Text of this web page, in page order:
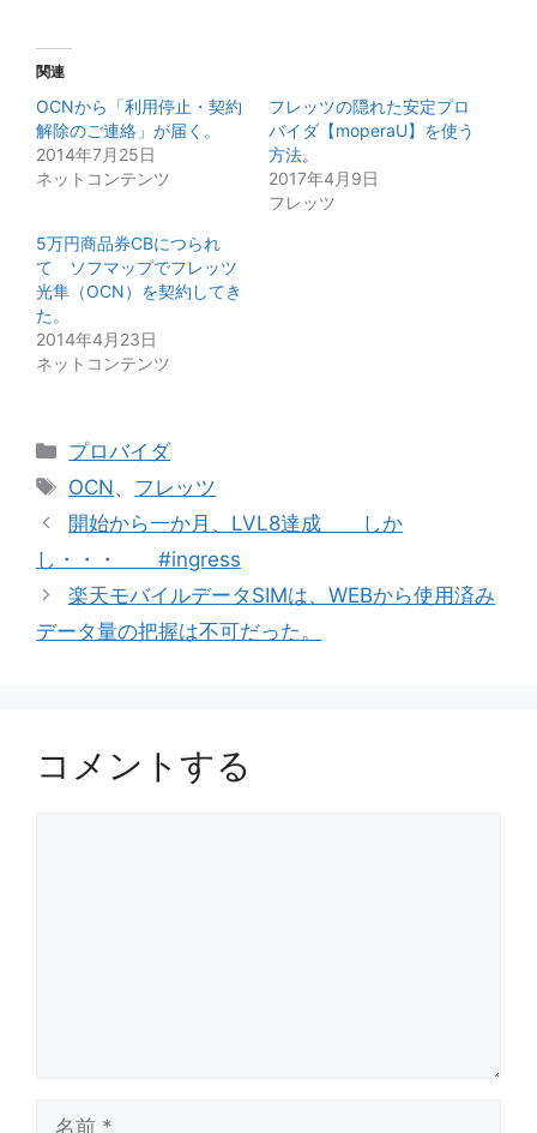
関連
OCNから「利用停止・契約
解除のご連絡」が届く。
2014年7月25日
ネットコンテンツ
フレッツの隠れた安定プロ
バイダ【moperaU】を使う
方法。
2017年4月9日
フレッツ
5万円商品券CBにつられ
て ソフマップでフレッツ
光隼（OCN）を契約してき
た。
2014年4月23日
ネットコンテンツ
カ
テ
リ
ー
プロバイダ
タ
グ
OCN、 フレッツ
開始から一か月、LVL8達成 しか
し・・・ #ingress
楽天モバイルデータSIMは、WEBから使用済み
データ量の把握は不可だった。
コメントする